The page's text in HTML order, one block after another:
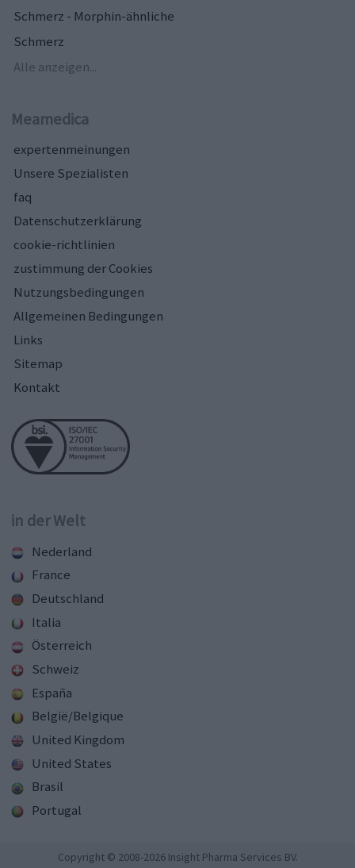
Schmerz - Morphin-ähnliche
Schmerz
Alle anzeigen...
Meamedica
expertenmeinungen
Unsere Spezialisten
faq
Datenschutzerklärung
cookie-richtlinien
zustimmung der Cookies
Nutzungsbedingungen
Allgemeinen Bedingungen
Links
Sitemap
Kontakt
in der Welt
Nederland
France
Deutschland
Italia
Österreich
Schweiz
España
België/Belgique
United Kingdom
United States
Brasil
Portugal
Copyright © 2008-2026 Insight Pharma Services BV.